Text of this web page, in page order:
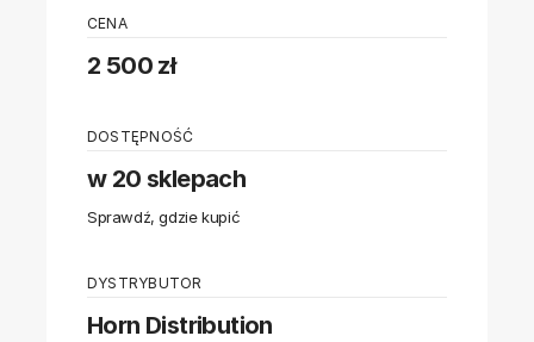
CENA
2 500 zł
DOSTĘPNOŚĆ
w 20 sklepach
Sprawdź, gdzie kupić
DYSTRYBUTOR
Horn Distribution